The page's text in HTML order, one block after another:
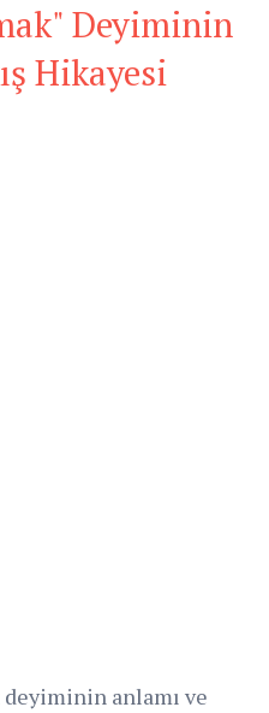
Deyiminin
Hikayesi
anlamı ve